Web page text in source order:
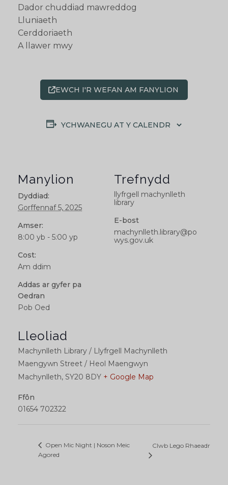
Dador chuddiad mawreddog
Lluniaeth
Cerddoriaeth
A llawer mwy
EWCH I'R WEFAN AM FANYLION
YCHWANEGU AT Y CALENDR
Manylion
Dyddiad:
Gorffennaf 5, 2025
Amser:
8:00 yb - 5:00 yp
Cost:
Am ddim
Addas ar gyfer pa
Oedran
Pob Oed
Lleoliad
Machynlleth Library / Llyfrgell Machynlleth
Maengywn Street / Heol Maengwyn
Machynlleth, SY20 8DY + Google Map
Ffôn
01654 702322
Trefnydd
llyfrgell machynlleth
library
E-bost
machynlleth.library@po
wys.gov.uk
Open Mic Night | Noson Meic
Agored
Clwb Lego Rhaeadr